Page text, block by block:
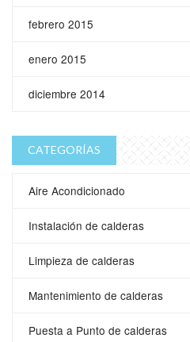
febrero 2015
enero 2015
diciembre 2014
CATEGORÍAS
Aire Acondicionado
Instalación de calderas
Limpieza de calderas
Mantenimiento de calderas
Puesta a Punto de calderas